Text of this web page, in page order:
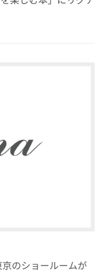
のショールームが